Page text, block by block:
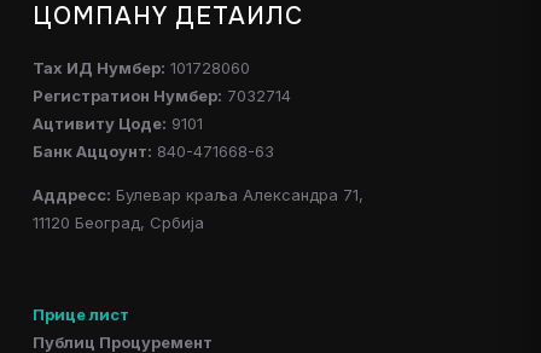
ЦОМПАНY ДЕТАИЛС
Таx ИД Нумбер: 101728060
Регистратион Нумбер: 7032714
Ацтивитy Цоде: 9101
Банк Аццоунт: 840-471668-63
Аддресс: Булевар краља Александра 71,
11120 Београд, Србија
Прице лист
Публиц Процуремент